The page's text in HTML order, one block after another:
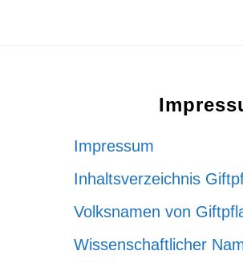
Impressum
Inhaltsverzeichnis
Volksnamen von
Wissenschaftlicher